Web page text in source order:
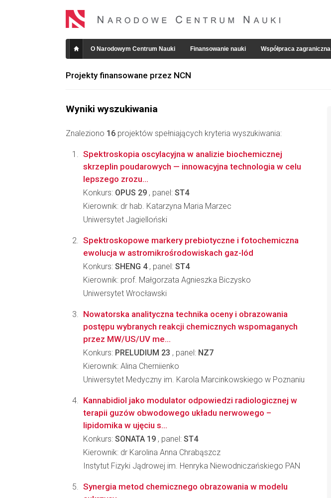
O Narodowym Centrum Nauki Finansowanie nauki Współpraca zagraniczna
Projekty finansowane przez NCN
Wyniki wyszukiwania
Znaleziono 16 projektów spełniających kryteria wyszukiwania:
Spektroskopia oscylacyjna w analizie biochemicznej
skrzeplin poudarowych — innowacyjna technologia w celu
lepszego zrozu...
Konkurs: OPUS 29 , panel: ST4
Kierownik: dr hab. Katarzyna Maria Marzec
Uniwersytet Jagielloński
Spektroskopowe markery prebiotyczne i fotochemiczna
ewolucja w astromikrośrodowiskach gaz-lód
Konkurs: SHENG 4, panel: ST4
Kierownik: prof. Małgorzata Agnieszka Biczysko
Uniwersytet Wrocławski
Nowatorska analityczna technika oceny i obrazowania
postępu wybranych reakcji chemicznych wspomaganych
przez MW/US/UV me...
Konkurs: PRELUDIUM 23 , panel: NZ7
Kierownik: Alina Cherniienko
Uniwersytet Medyczny im. Karola Marcinkowskiego w Poznaniu
Kannabidiol jako modulator odpowiedzi radiologicznej w
terapii guzów obwodowego układu nerwowego –
lipidomika w ujęciu s...
Konkurs: SONATA 19 , panel: ST4
Kierownik: dr Karolina Anna Chrabąszcz
Instytut Fizyki Jądrowej im. Henryka Niewodniczańskiego PAN
Synergia metod chemicznego obrazowania w modelu